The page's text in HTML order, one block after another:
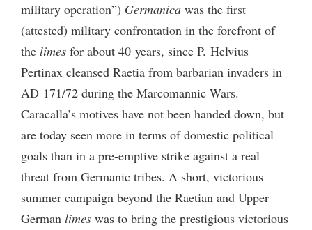
military operation”) Germanica was the first
(attested) military confrontation in the forefront of
the limes for about 40 years, since P. Helvius
Pertinax cleansed Raetia from barbarian invaders in
AD 171/72 during the Marcomannic Wars.
Caracalla’s motives have not been handed down, but
are today seen more in terms of domestic political
goals than in a pre-emptive strike against a real
threat from Germanic tribes. A short, victorious
summer campaign beyond the Raetian and Upper
German limes was to bring the prestigious victorious